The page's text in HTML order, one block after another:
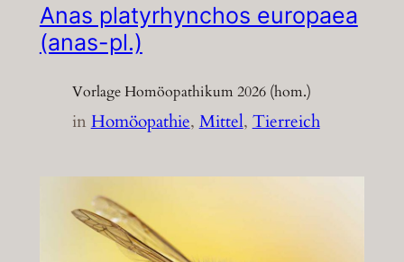
Anas platyrhynchos europaea
(anas-pl.)
Vorlage Homöopathikum 2026 (hom.)
inHomöopathie, Mittel, Tierreich